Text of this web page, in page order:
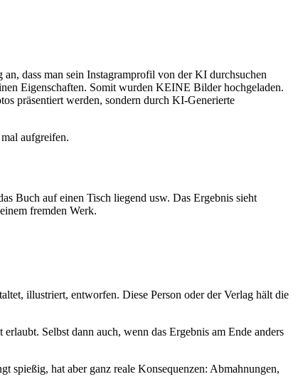
dass man sein Instagramprofil von der KI durchsuchen
Eigenschaften. Somit wurden KEINE Bilder hochgeladen.
präsentiert werden, sondern durch KI-Generierte
aufgreifen.
Buch auf einen Tisch liegend usw. Das Ergebnis sieht
fremden Werk.
illustriert, entworfen. Diese Person oder der Verlag hält die
Selbst dann auch, wenn das Ergebnis am Ende anders
spießig, hat aber ganz reale Konsequenzen: Abmahnungen,